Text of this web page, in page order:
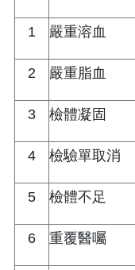
1 嚴重溶血
2 嚴重脂血
3 檢體凝固
4 檢驗單取消
5 檢體不足
6 重覆醫囑